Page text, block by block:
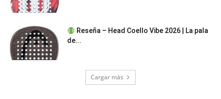
Reseña – Head Coello Vibe 2026 | La pala
de...
Cargar más